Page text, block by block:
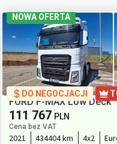
NOWA OFERTA
DO NEGOCJACJI
FORD F-MAX Low Deck
111 767 PLN
Cena bez VAT
2021 434404 km 4x2